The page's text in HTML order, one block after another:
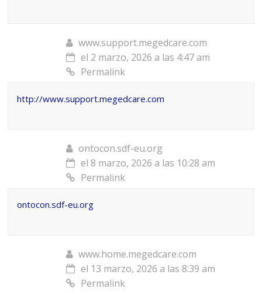
www.support.megedcare.com
el 2 marzo, 2026 a las 4:47 am
Permalink
http://www.support.megedcare.com
ontocon.sdf-eu.org
el 8 marzo, 2026 a las 10:28 am
Permalink
ontocon.sdf-eu.org
www.home.megedcare.com
el 13 marzo, 2026 a las 8:39 am
Permalink